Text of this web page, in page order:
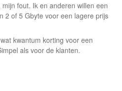
fout. Ik en anderen willen een
2 of 5 Gbyte voor een lagere prijs
kwantum korting voor een
als voor de klanten.